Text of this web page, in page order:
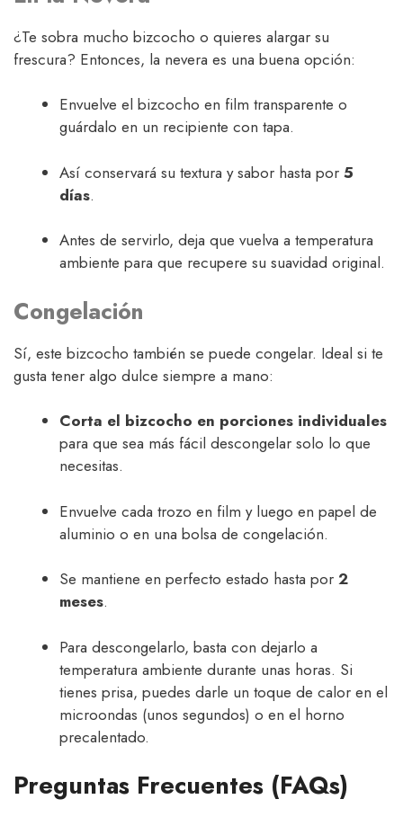
¿Te sobra mucho bizcocho o quieres alargar su
frescura? Entonces, la nevera es una buena opción:
Envuelve el bizcocho en film transparente o
guárdalo en un recipiente con tapa.
Así conservará su textura y sabor hasta por 5
días.
Antes de servirlo, deja que vuelva a temperatura
ambiente para que recupere su suavidad original.
Congelación
Sí, este bizcocho también se puede congelar. Ideal si te
gusta tener algo dulce siempre a mano:
Corta el bizcocho en porciones individuales
para que sea más fácil descongelar solo lo que
necesitas.
Envuelve cada trozo en film y luego en papel de
aluminio o en una bolsa de congelación.
Se mantiene en perfecto estado hasta por 2
meses.
Para descongelarlo, basta con dejarlo a
temperatura ambiente durante unas horas. Si
tienes prisa, puedes darle un toque de calor en el
microondas (unos segundos) o en el horno
precalentado.
Preguntas Frecuentes (FAQs)